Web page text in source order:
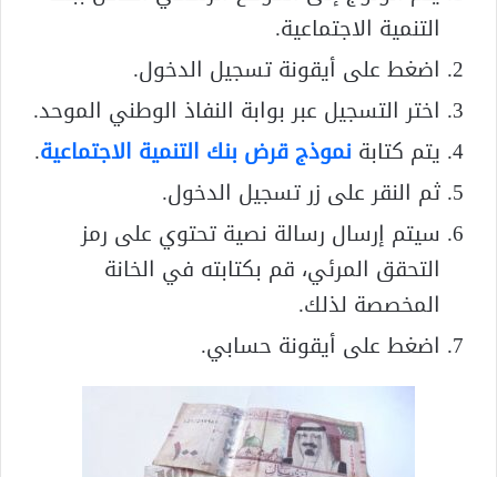
التنمية الاجتماعية.
اضغط على أيقونة تسجيل الدخول.
اختر التسجيل عبر بوابة النفاذ الوطني الموحد.
يتم كتابة نموذج قرض بنك التنمية الاجتماعية.
ثم النقر على زر تسجيل الدخول.
سيتم إرسال رسالة نصية تحتوي على رمز
التحقق المرئي، قم بكتابته في الخانة
المخصصة لذلك.
اضغط على أيقونة حسابي.